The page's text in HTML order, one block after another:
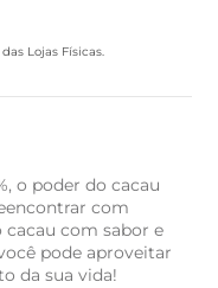
Lojas Físicas.
o poder do cacau
com
cacau com sabor e
pode aproveitar
da sua vida!